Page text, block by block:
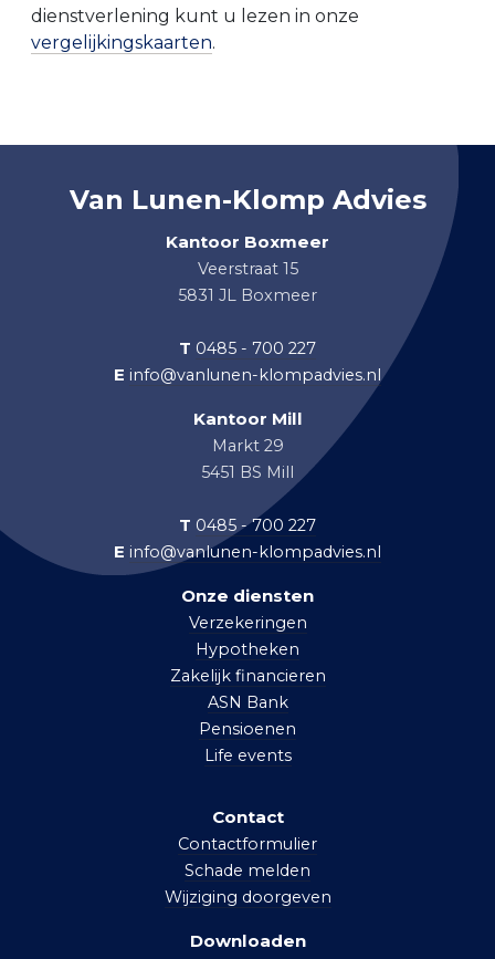
dienstverlening kunt u lezen in onze
vergelijkingskaarten.
Van Lunen-Klomp Advies
Kantoor Boxmeer
Veerstraat 15
5831 JL Boxmeer
T 0485 - 700 227
E info@vanlunen-klompadvies.nl
Kantoor Mill
Markt 29
5451 BS Mill
T 0485 - 700 227
E info@vanlunen-klompadvies.nl
Onze diensten
Verzekeringen
Hypotheken
Zakelijk financieren
ASN Bank
Pensioenen
Life events
Contact
Contactformulier
Schade melden
Wijziging doorgeven
Downloaden